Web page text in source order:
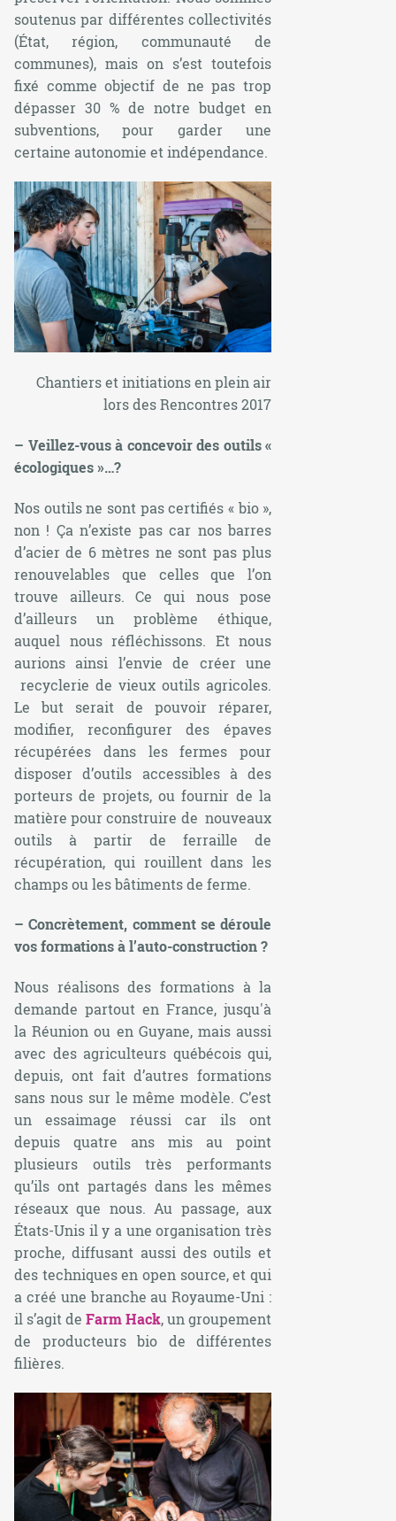
soutenus par différentes collectivités
(État, région, communauté de
communes), mais on s’est toutefois
fixé comme objectif de ne pas trop
dépasser 30 % de notre budget en
subventions, pour garder une
certaine autonomie et indépendance.
Chantiers et initiations en plein air
lors des Rencontres 2017
– Veillez-vous à concevoir des outils «
écologiques »…?
Nos outils ne sont pas certifiés « bio »,
non ! Ça n’existe pas car nos barres
d’acier de 6 mètres ne sont pas plus
renouvelables que celles que l’on
trouve ailleurs. Ce qui nous pose
d’ailleurs un problème éthique,
auquel nous réfléchissons. Et nous
aurions ainsi l’envie de créer une
recyclerie de vieux outils agricoles.
Le but serait de pouvoir réparer,
modifier, reconfigurer des épaves
récupérées dans les fermes pour
disposer d’outils accessibles à des
porteurs de projets, ou fournir de la
matière pour construire de nouveaux
outils à partir de ferraille de
récupération, qui rouillent dans les
champs ou les bâtiments de ferme.
– Concrètement, comment se déroule
vos formations à l’auto-construction ?
Nous réalisons des formations à la
demande partout en France, jusqu'à
la Réunion ou en Guyane, mais aussi
avec des agriculteurs québécois qui,
depuis, ont fait d’autres formations
sans nous sur le même modèle. C’est
un essaimage réussi car ils ont
depuis quatre ans mis au point
plusieurs outils très performants
qu’ils ont partagés dans les mêmes
réseaux que nous. Au passage, aux
États-Unis il y a une organisation très
proche, diffusant aussi des outils et
des techniques enopen source, et qui
a créé une branche au Royaume-Uni :
il s’agit deFarm Hack, un groupement
de producteurs bio de différentes
filières.